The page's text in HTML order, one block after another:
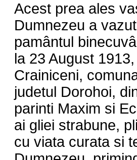
Acest prea ales
Dumnezeu a
pamântul
la 23 August
Crainiceni,
judetul Dorohoi,
parinti Maxim si
ai gliei strabune,
cu viata curata si